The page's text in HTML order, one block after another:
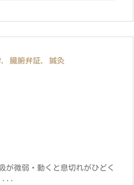
, 臓腑弁証, 鍼灸
が微弱・動くと息切れがひどく
...